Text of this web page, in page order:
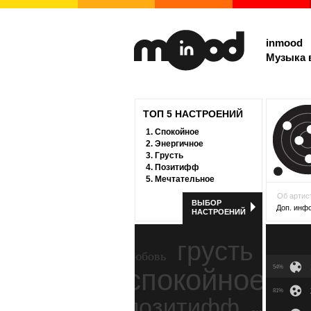
inmood
Музыка
ТОП 5 НАСТРОЕНИЙ
1. Спокойное
2. Энергичное
3. Грусть
4. Позитифф
5. Мечтательное
ВЫБОР
НАСТРОЕНИЙ
любовь грусть
спокойное
Об
Доп.
54%
81%